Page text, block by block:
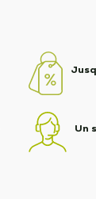
Un